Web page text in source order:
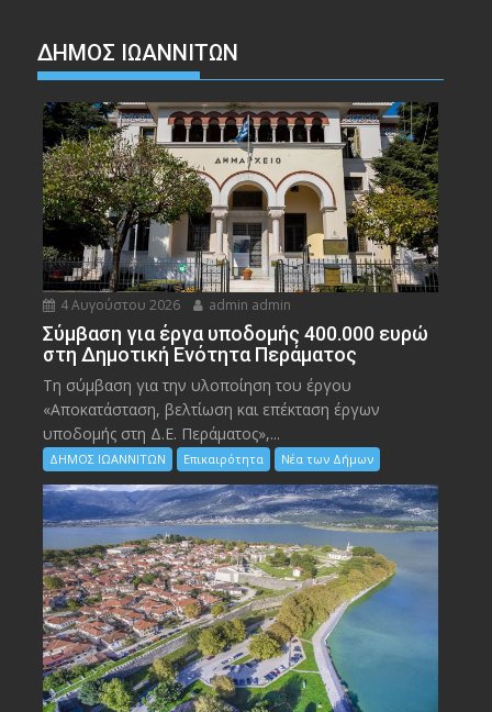
ΔΗΜΟΣ ΙΩΑΝΝΙΤΩΝ
4 Αυγούστου 2026 admin admin
Σύμβαση για έργα υποδομής 400.000 ευρώ
στη Δημοτική Ενότητα Περάματος
Τη σύμβαση για την υλοποίηση του έργου
«Αποκατάσταση, βελτίωση και επέκταση έργων
υποδομής στη Δ.Ε. Περάματος»,...
ΔΗΜΟΣ ΙΩΑΝΝΙΤΩΝ Επικαιρότητα Νέα των Δήμων